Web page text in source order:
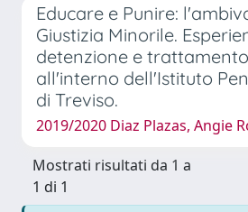
Educare e Punire:
Giustizia Minorile.
detenzione e
all'interno dell'Istituto
di Treviso.
2019/2020 Diaz Plazas, Angie
Mostrati risultati da 1 a
1 di 1